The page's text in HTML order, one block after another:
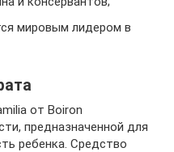
мировым лидером в
от Boiron
предназначенной для
ребенка. Средство